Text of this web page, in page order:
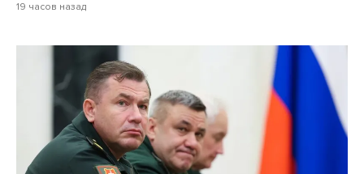
19 часов назад